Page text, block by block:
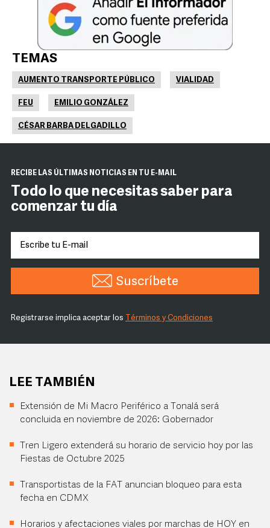
TEMAS
AUMENTO TRANSPORTE PÚBLICO VIALIDAD
FEU EMILIO GONZÁLEZ
CÉSAR BARBA DELGADILLO
RECIBE LAS ÚLTIMAS NOTICIAS EN TU E-MAIL
Todo lo que necesitas saber para
comenzar tu día
Suscríbete
Registrarse implica aceptar los Términos y Condiciones
LEE TAMBIÉN
Extensión de Mi Macro Periférico a Tonalá será
concluida en noviembre de 2026: Gobernador
Tren Ligero extenderá su horario de servicio hoy por las
Fiestas de Octubre 2025
Transportistas de la FAT anuncian bloqueo para esta
fecha en CDMX
Horarios y afectaciones viales por marchas de HOY en